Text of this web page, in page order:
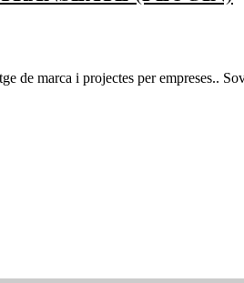
de marca i projectes per empreses..